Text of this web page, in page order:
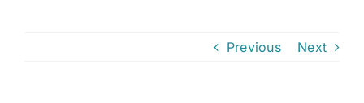
Previous Next